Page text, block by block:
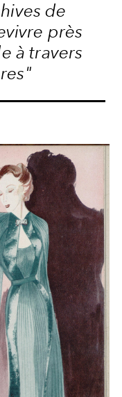
de
près
à travers